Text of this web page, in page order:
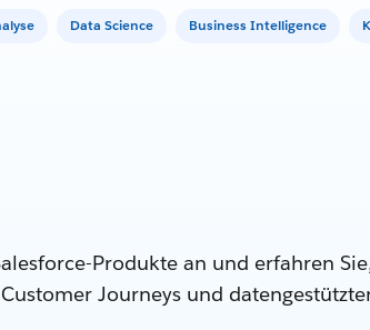
Data Science Business Intelligence
Produkte an und erfahren
Journeys und